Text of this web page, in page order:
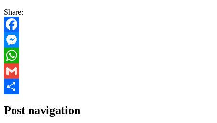
Share:
Facebook
Messenger
WhatsApp
Gmail
Post navigation